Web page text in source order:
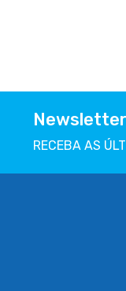
Newsletter
RECEBA AS